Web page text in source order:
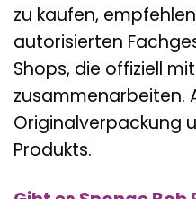
zu kaufen,
autorisierten
Shops, die offiziell
zusammenarbeiten.
Originalverpackung
Produkts.